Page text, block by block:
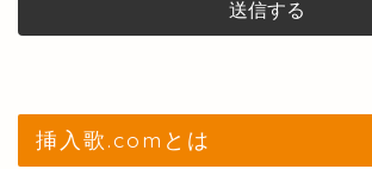
挿入歌.comとは